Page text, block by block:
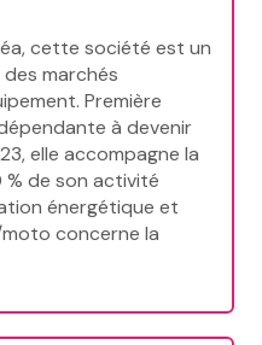
cette société est un
marchés
Première
à devenir
elle accompagne la
de son activité
énergétique et
concerne la